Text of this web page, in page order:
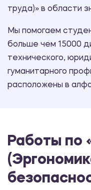
труда)» в области
Мы помогаем
больше чем 15000
технического,
гуманитарного
расположены в
Работы по